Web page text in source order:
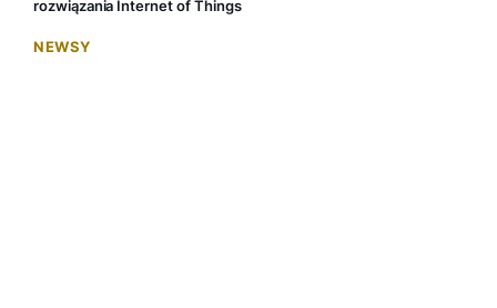
rozwiązania Internet of Things
NEWSY